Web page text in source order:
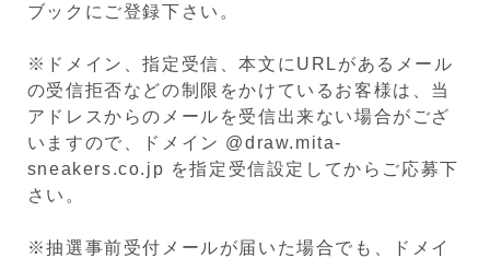
ブックにご登録下さい。
※ドメイン、指定受信、本文にURLがあるメール
の受信拒否などの制限をかけているお客様は、当
アドレスからのメールを受信出来ない場合がござ
いますので、ドメイン @draw.mita-
sneakers.co.jp を指定受信設定してからご応募下
さい。
※抽選事前受付メールが届いた場合でも、ドメイ